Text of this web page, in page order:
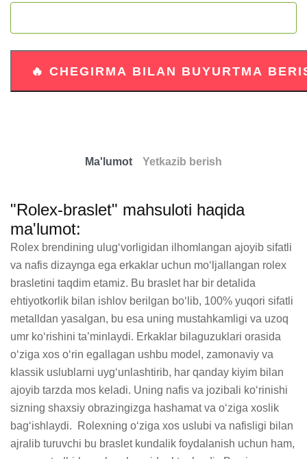
Ma'lumot Yetkazib berish
"Rolex-braslet" mahsuloti haqida
ma'lumot:
Rolex brendining ulug‘vorligidan ilhomlangan ajoyib sifatli
va nafis dizaynga ega erkaklar uchun mo‘ljallangan rolex
brasletini taqdim etamiz. Bu braslet har bir detalida
ehtiyotkorlik bilan ishlov berilgan bo‘lib, 100% yuqori sifatli
metalldan yasalgan, bu esa uning mustahkamligi va uzoq
umr ko‘rishini ta’minlaydi. Erkaklar bilaguzuklari orasida
o‘ziga xos o‘rin egallagan ushbu model, zamonaviy va
klassik uslublarni uyg‘unlashtirib, har qanday kiyim bilan
ajoyib tarzda mos keladi. Uning nafis va jozibali ko‘rinishi
sizning shaxsiy obrazingizga hashamat va o‘ziga xoslik
bag‘ishlaydi.  Rolexning o‘ziga xos uslubi va nafisligi bilan
ajralib turuvchi bu braslet kundalik foydalanish uchun ham,